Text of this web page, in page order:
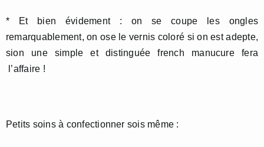
* Et bien évidement : on se coupe les ongles
remarquablement, on ose le vernis coloré si on est adepte,
sion une simple et distinguée french manucure fera
l’affaire !
Petits soins à confectionner sois même :